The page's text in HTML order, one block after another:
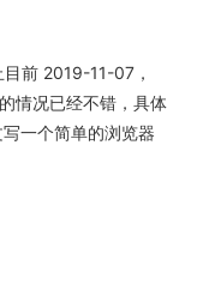
前 2019-11-07，
情况已经不错，具体
一个简单的浏览器